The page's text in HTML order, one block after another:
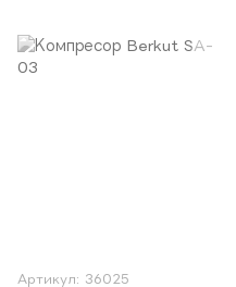
Артикул: 36025